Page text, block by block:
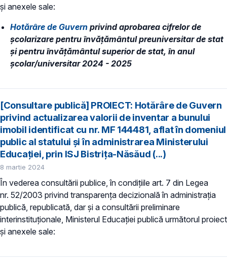
și anexele sale:
Hotărâre de Guvern privind aprobarea cifrelor de
școlarizare pentru învățământul preuniversitar de stat
și pentru învățământul superior de stat, în anul
școlar/universitar 2024 - 2025
[Consultare publică] PROIECT: Hotărâre de Guvern
privind actualizarea valorii de inventar a bunului
imobil identificat cu nr. MF 144481, aflat în domeniul
public al statului și în administrarea Ministerului
Educației, prin ISJ Bistrița-Năsăud (...)
8 martie 2024
În vederea consultării publice, în condiţiile art. 7 din Legea
nr. 52/2003 privind transparenţa decizională în administraţia
publică, republicată, dar și a consultării preliminare
interinstituționale, Ministerul Educaţiei publică următorul proiect
și anexele sale: